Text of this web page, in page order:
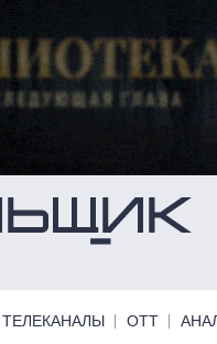
ТЕЛЕКАНАЛЫ ОТТ